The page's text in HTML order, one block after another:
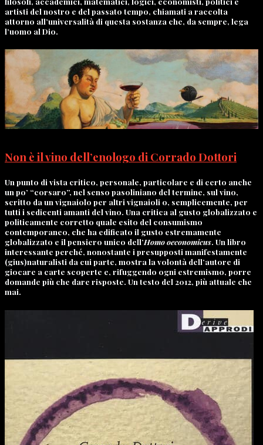
artisti del nostro e del passato tempo, chiamati a raccolta
attorno all’universalità di questa sostanza che, da sempre, lega
l’uomo al Dio.
Non è il vino dell’enologo di Corrado Dottori
Un punto di vista critico, personale, particolare e di certo anche
un po’ “corsaro”, nel senso pasoliniano del termine, sul vino,
scritto da un vignaiolo per altri vignaioli o, semplicemente, per
tutti i sedicenti amanti del vino. Una critica al gusto globalizzato e
politicamente corretto quale esito del consumismo
contemporaneo, che ha edificato il gusto estremamente
globalizzato e il pensiero unico dell’Homo oeconomicus. Un libro
interessante perché, nonostante i presupposti manifestamente
(gius)naturalisti da cui parte, mostra la volontà dell’autore di
giocare a carte scoperte e, rifuggendo ogni estremismo, porre
domande più che dare risposte. Un testo del 2012, più attuale che
mai.